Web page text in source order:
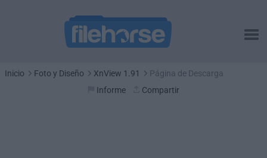
Inicio Foto y Diseño XnView 1.91
Página de Descarga
Informe
Compartir